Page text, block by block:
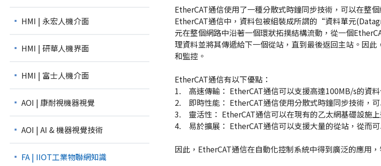
HMI | 永宏人機介面
HMI | 研華人機界面
HMI | 富士人機介面
AOI | 康耐視機器視覺
AOI | AI & 機器視覺技術
FA | IIOT工業物聯網知識
EtherCAT通信使用了一種分散式時鐘同步技術，可以在整
EtherCAT通信中，資料包被組裝成所謂的“資料單元
元在整個網路中沿著一個環狀拓撲結構流動，從一個
理資料並將其傳遞給下一個從站，直到最後返回主站。因
和監控。
EtherCAT通信有以下優點：
1. 高速傳輸： EtherCAT通信可以支援高達100MB/s的資料
2. 即時性能： EtherCAT通信使用分散式時鐘同步技術，
3. 靈活性： EtherCAT通信可以在現有的乙太網基礎設施
4. 易於擴展： EtherCAT通信可以支援大量的從站，從而可
因此，EtherCAT通信在自動化控制系統中得到廣泛的應用